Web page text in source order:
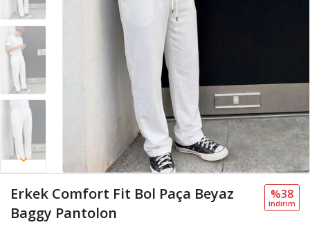
Erkek Comfort Fit Bol Paça Beyaz
Baggy Pantolon
%38
i̇ndi̇ri̇m